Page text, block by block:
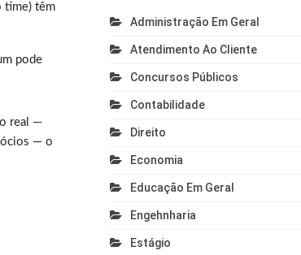
time) têm
pode
real —
— o
Administração Em Geral
Atendimento Ao Cliente
Concursos Públicos
Contabilidade
Direito
Economia
Educação Em Geral
Engehnharia
Estágio